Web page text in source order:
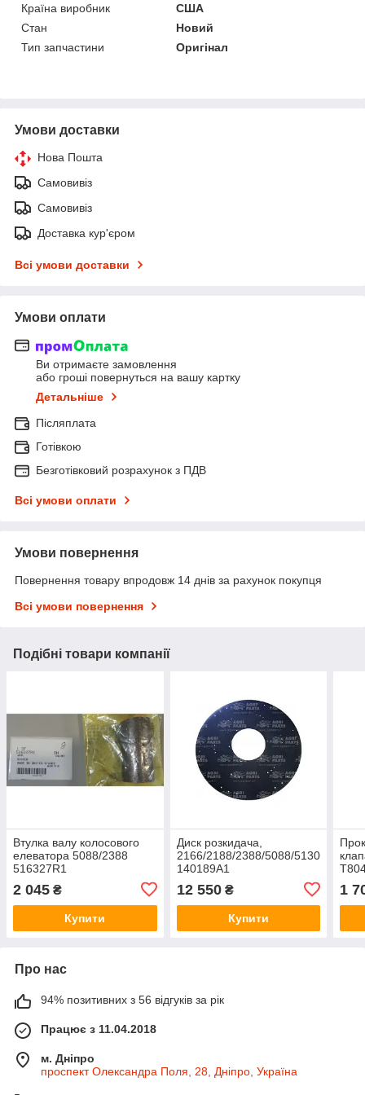
Країна виробник
США
Стан
Новий
Тип запчастини
Оригінал
Умови доставки
Нова Пошта
Самовивіз
Самовивіз
Доставка кур'єром
Всі умови доставки
Умови оплати
Ви отримаєте замовлення
або гроші повернуться на вашу картку
Детальніше
Післяплата
Готівкою
Безготівковий розрахунок з ПДВ
Всі умови оплати
Умови повернення
Повернення товару впродовж 14 днів за рахунок покупця
Всі умови повернення
Подібні товари компанії
Втулка валу колосового
елеватора 5088/2388
516327R1
2 045 ₴
Купити
Диск розкидача,
2166/2188/2388/5088/5130
140189A1
12 550₴
Купити
1
Про нас
94% позитивних з 56 відгуків за рік
Працює з 11.04.2018
м. Дніпро
проспект Олександра Поля, 28, Дніпро, Україна